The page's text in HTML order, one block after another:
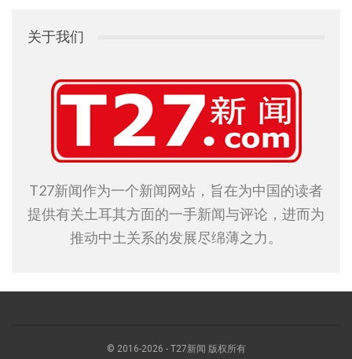
关于我们
T27新闻作为一个新闻网站，旨在为中国的读者
提供有关土耳其方面的一手新闻与评论，进而为
推动中土关系的发展尽绵薄之力。
© 2016-2026 - T27新闻 版权所有